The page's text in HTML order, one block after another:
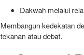
Dakwah melalui
Membangun kedekatan
tekanan atau debat.